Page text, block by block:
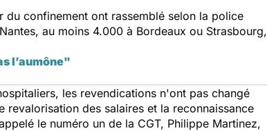
du confinement ont rassemblé selon la police
au moins 4.000 à Bordeaux ou Strasbourg,
l’aumône"
les revendications n'ont pas changé
revalorisation des salaires et la reconnaissance
le numéro un de la CGT, Philippe Martinez,